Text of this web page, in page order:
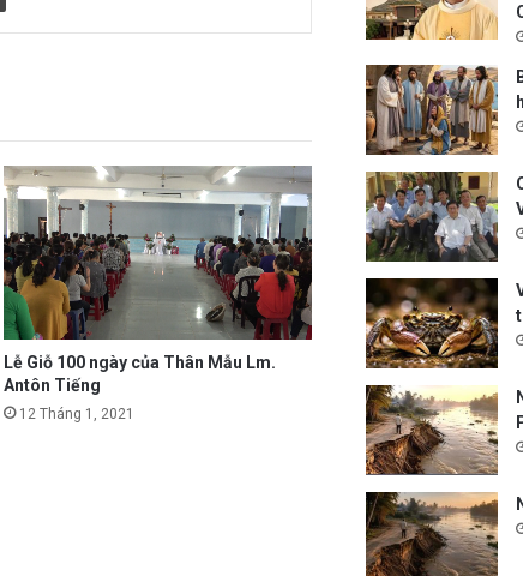
Lễ Giỗ 100 ngày của Thân Mẫu Lm.
Antôn Tiếng
12 Tháng 1, 2021